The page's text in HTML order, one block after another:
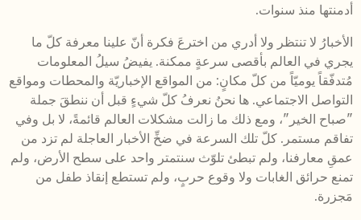
أدمنتها منذ سنوات.
الأخبارُ لا تنتظر ولا أدري من اخترعَ فكرة أنّ علينا معرفة كلّ ما
يجري في العالم بأقصى سرعةٍ ممكنة. يفيضُ سيلُ المعلومات
مُتدفّقاً يوميّاً من كلّ مكانٍ: من المواقع الإخباريّة والمحطات ومواقع
التواصل الاجتماعي. ها نحنُ نعرفُ كلّ شيءٍ قبل أن ننطقَ جملة
"صباح الخير"، ومع ذلك ما زالت مشكلات العالم قائمةً، لا بل وفي
تفاقم مستمر. كلّ تلك السرعة في ضخِّ الأخبار العاجلة لم تزد من
عمقِ معارفنا، ولم تبطئ تلوّث سنتمتر واحد على سطح الأرض، ولم
تمنع حرائق الغابات ولا وقوع حربٍ، ولم تستطع إنقاذ طفل من
مَجزرة.